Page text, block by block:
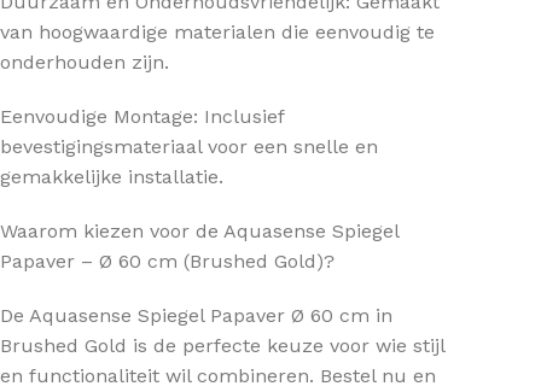
van hoogwaardige materialen die eenvoudig te
onderhouden zijn.
Eenvoudige Montage: Inclusief
bevestigingsmateriaal voor een snelle en
gemakkelijke installatie.
Waarom kiezen voor de Aquasense Spiegel
Papaver – Ø 60 cm (Brushed Gold)?
De Aquasense Spiegel Papaver Ø 60 cm in
Brushed Gold is de perfecte keuze voor wie stijl
en functionaliteit wil combineren. Bestel nu en